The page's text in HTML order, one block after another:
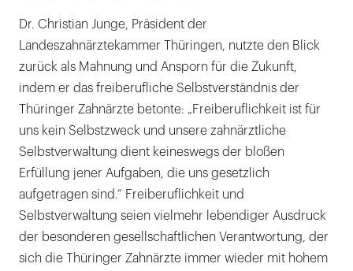
Dr. Christian Junge, Präsident der
Landeszahnärztekammer Thüringen, nutzte den Blick
zurück als Mahnung und Ansporn für die Zukunft,
indem er das freiberufliche Selbstverständnis der
Thüringer Zahnärzte betonte: „Freiberuflichkeit ist für
uns kein Selbstzweck und unsere zahnärztliche
Selbstverwaltung dient keineswegs der bloßen
Erfüllung jener Aufgaben, die uns gesetzlich
aufgetragen sind.“ Freiberuflichkeit und
Selbstverwaltung seien vielmehr lebendiger Ausdruck
der besonderen gesellschaftlichen Verantwortung, der
sich die Thüringer Zahnärzte immer wieder mit hohem